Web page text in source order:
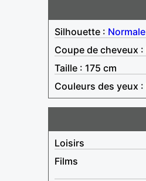
Silhouette : Normale
Coupe de cheveux :
Taille : 175 cm
Couleurs des yeux :
Loisirs
Films